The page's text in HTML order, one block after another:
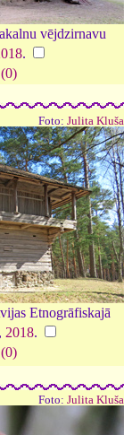
vējdzirnavu
.
Foto: Julita Kluša
Etnogrāfiskajā
2018.
Foto: Julita Kluša